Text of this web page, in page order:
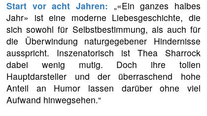
Start vor acht Jahren: „«Ein ganzes halbes
Jahr» ist eine moderne Liebesgeschichte, die
sich sowohl für Selbstbestimmung, als auch für
die Überwindung naturgegebener Hindernisse
ausspricht. Inszenatorisch ist Thea Sharrock
dabei wenig mutig. Doch ihre tollen
Hauptdarsteller und der überraschend hohe
Anteil an Humor lassen darüber ohne viel
Aufwand hinwegsehen.“